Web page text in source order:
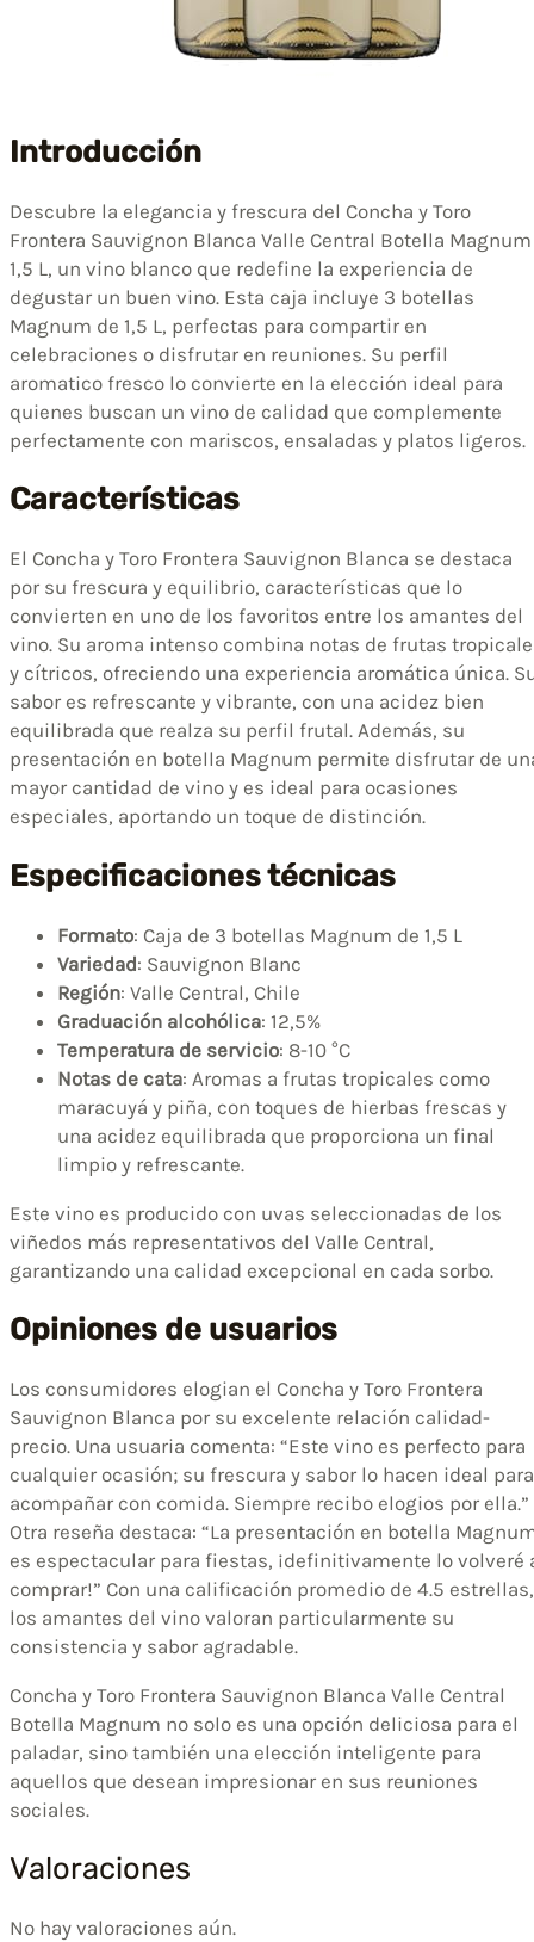
Introducción
Descubre la elegancia y frescura del Concha y Toro
Frontera Sauvignon Blanca Valle Central Botella Magnum
1,5 L, un vino blanco que redefine la experiencia de
degustar un buen vino. Esta caja incluye 3 botellas
Magnum de 1,5 L, perfectas para compartir en
celebraciones o disfrutar en reuniones. Su perfil
aromatico fresco lo convierte en la elección ideal para
quienes buscan un vino de calidad que complemente
perfectamente con mariscos, ensaladas y platos ligeros.
Características
El Concha y Toro Frontera Sauvignon Blanca se destaca
por su frescura y equilibrio, características que lo
convierten en uno de los favoritos entre los amantes del
vino. Su aroma intenso combina notas de frutas
y cítricos, ofreciendo una experiencia aromática única.
sabor es refrescante y vibrante, con una acidez bien
equilibrada que realza su perfil frutal. Además, su
presentación en botella Magnum permite disfrutar de
mayor cantidad de vino y es ideal para ocasiones
especiales, aportando un toque de distinción.
Especificaciones técnicas
Formato: Caja de 3 botellas Magnum de 1,5 L
Variedad: Sauvignon Blanc
Región: Valle Central, Chile
Graduación alcohólica: 12,5%
Temperatura de servicio: 8-10 °C
Notas de cata: Aromas a frutas tropicales como
maracuyá y piña, con toques de hierbas frescas y
una acidez equilibrada que proporciona un final
limpio y refrescante.
Este vino es producido con uvas seleccionadas de los
viñedos más representativos del Valle Central,
garantizando una calidad excepcional en cada sorbo.
Opiniones de usuarios
Los consumidores elogian el Concha y Toro Frontera
Sauvignon Blanca por su excelente relación calidad-
precio. Una usuaria comenta: “Este vino es perfecto para
cualquier ocasión; su frescura y sabor lo hacen ideal para
acompañar con comida. Siempre recibo elogios por ella.”
Otra reseña destaca: “La presentación en botella
es espectacular para fiestas, ¡definitivamente lo volveré
comprar!” Con una calificación promedio de 4.5 estrellas,
los amantes del vino valoran particularmente su
consistencia y sabor agradable.
Concha y Toro Frontera Sauvignon Blanca Valle Central
Botella Magnum no solo es una opción deliciosa para el
paladar, sino también una elección inteligente para
aquellos que desean impresionar en sus reuniones
sociales.
Valoraciones
No hay valoraciones aún.